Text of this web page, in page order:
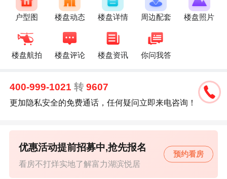
户型图 楼盘动态 楼盘详情 周边配套 楼盘照片
楼盘航拍 楼盘评论 楼盘资讯 你问我答
400-999-1021转 9607
更加隐私安全的免费通话，任何疑问立即来电咨询！
看房不打烊实地了解富力湖滨悦居
优惠活动提前招募中,抢先报名
预约看房